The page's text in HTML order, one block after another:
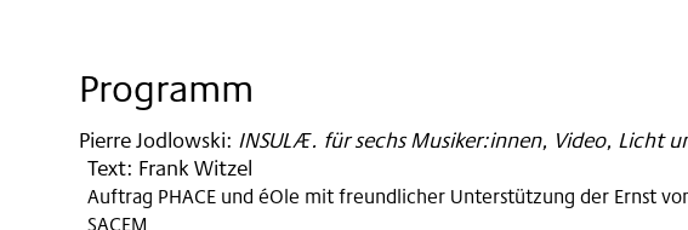
Programm
Pierre Jodlowski: INSULÆ. für sechs Musiker:innen, Video, Licht
Text: Frank Witzel
Auftrag PHACE und éOle mit freundlicher Unterstützung der Ernst
SACEM